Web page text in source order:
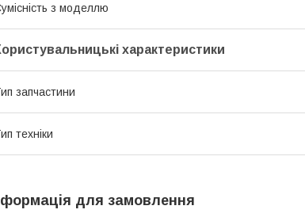
з моделлю
характеристики
запчастини
техніки
для замовлення